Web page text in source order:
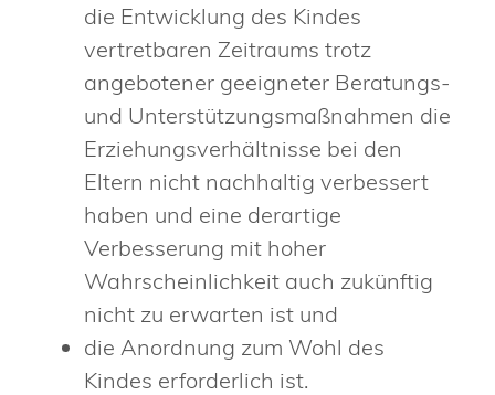
die Entwicklung des Kindes
vertretbaren Zeitraums trotz
angebotener geeigneter Beratungs-
und Unterstützungsmaßnahmen die
Erziehungsverhältnisse bei den
Eltern nicht nachhaltig verbessert
haben und eine derartige
Verbesserung mit hoher
Wahrscheinlichkeit auch zukünftig
nicht zu erwarten ist und
die Anordnung zum Wohl des
Kindes erforderlich ist.